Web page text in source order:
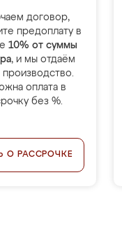
договор,
предоплату в
10% от суммы
, и мы отдаём
производство.
оплата в
без %.
О РАССРОЧКЕ